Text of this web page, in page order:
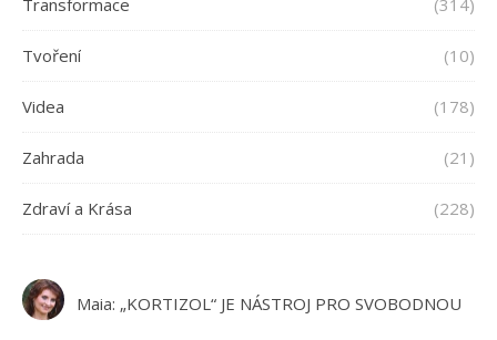
Tvoření (10)
Videa (178)
Zahrada (21)
Zdraví a Krása (228)
Maia: „KORTIZOL“ JE NÁSTROJ PRO SVOBODNOU